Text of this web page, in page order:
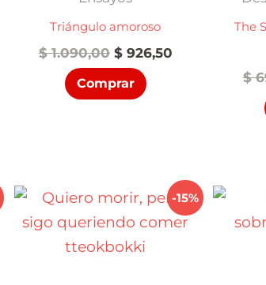
Triángulo amoroso
$1.090,00 El
precio
original
era:
$926,50El
Comprar
The
$
-15%